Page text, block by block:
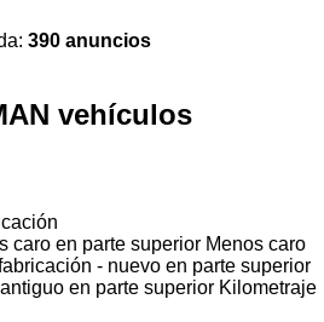
390 anuncios
vehículos
caro en parte superior Menos caro
- nuevo en parte superior
en parte superior Kilometraje